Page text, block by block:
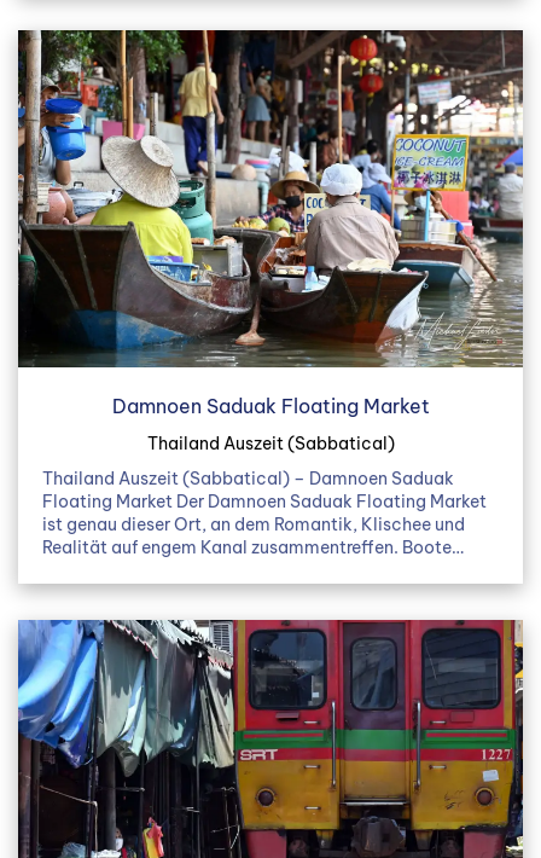
Damnoen Saduak Floating Market
Thailand Auszeit (Sabbatical)
Thailand Auszeit (Sabbatical) – Damnoen Saduak
Floating Market Der Damnoen Saduak Floating Market
ist genau dieser Ort, an dem Romantik, Klischee und
Realität auf engem Kanal zusammentreffen. Boote…